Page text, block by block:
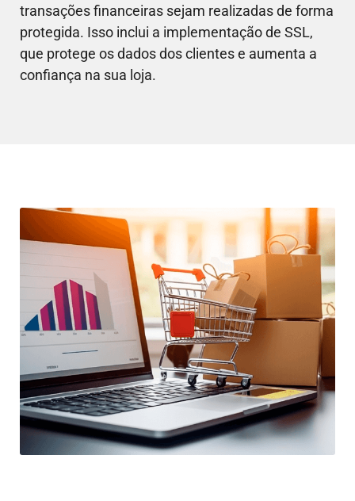
transações financeiras sejam realizadas de forma
protegida. Isso inclui a implementação de SSL,
que protege os dados dos clientes e aumenta a
confiança na sua loja.